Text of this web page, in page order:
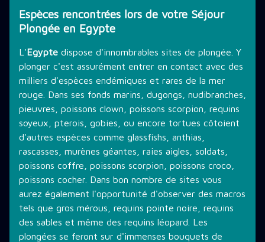
Espèces rencontrées lors de votre Séjour
Plongée en Egypte
L'Egypte dispose d'innombrables sites de plongée. Y
plonger c'est assurément entrer en contact avec des
milliers d'espèces endémiques et rares de la mer
rouge. Dans ses fonds marins, dugongs, nudibranches,
pieuvres, poissons clown, poissons scorpion, requins
soyeux, pterois, gobies, ou encore tortues côtoient
d'autres espèces comme glassfishs, anthias,
rascasses, murènes géantes, raies aigles, soldats,
poissons coffre, poissons scorpion, poissons croco,
poissons cocher. Dans bon nombre de sites vous
aurez également l'opportunité d'observer des macros
tels que gros mérous, requins pointe noire, requins
des sables et même des requins léopard. Les
plongées se feront sur d'immenses bouquets de